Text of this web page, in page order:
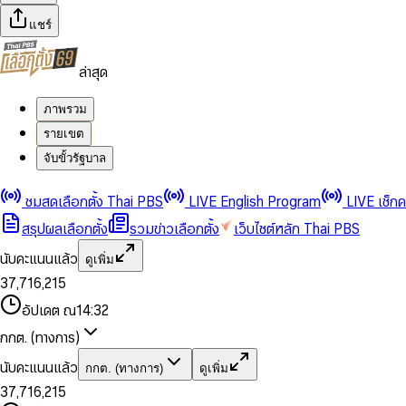
แชร์
ล่าสุด
ภาพรวม
รายเขต
จับขั้วรัฐบาล
ชมสดเลือกตั้ง Thai PBS LIVE English Program
LIVE เช็ก
สรุปผลเลือกตั้ง
รวมข่าวเลือกตั้ง
เว็บไซต์หลัก Thai PBS
นับคะแนนแล้ว
ดูเพิ่ม
0
1
2
3
4
5
6
8
9
2
3
4
5
6
7
8
9
,
0
2
4
6
7
8
9
0
1
2
3
4
5
6
7
8
1
3
5
6
7
8
9
,
1
2
4
5
7
8
9
0
1
3
4
6
7
8
0
2
3
4
5
7
8
อัปเดต ณ14:32
กกต. (ทางการ)
นับคะแนนแล้ว
กกต. (ทางการ) ดูเพิ่ม
0
1
2
3
0
1
2
4
5
6
7,
0
1
2
4
6
7
0
1
0
1
3
5
6,
1
2
0
1
0
2
3
4
5